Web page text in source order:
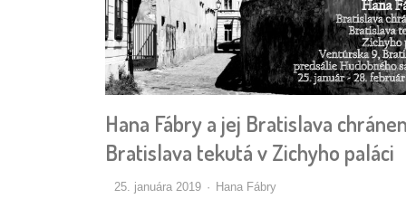
Hana Fábry a jej Bratislava
Bratislava tekutá v Zichyho paláci
25. januára 2019 Autor/ka
Hana Fábry